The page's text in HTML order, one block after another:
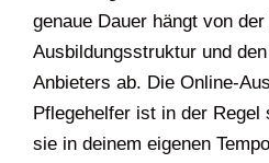
genaue Dauer hängt von
Ausbildungsstruktur und
Anbieters ab. Die Online-
Pflegehelfer ist in der
sie in deinem eigenen